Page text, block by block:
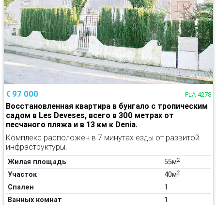
€ 97 000 PLA-4278
Восстановленная квартира в бунгало с тропическим
садом в Les Deveses, всего в 300 метрах от
песчаного пляжа и в 13 км к Denia.
Комплекс расположен в 7 минутах езды от развитой
инфраструктуры.
Жилая площадь 55м2
Участок 40м2
Спален
1
Ванных комнат
1